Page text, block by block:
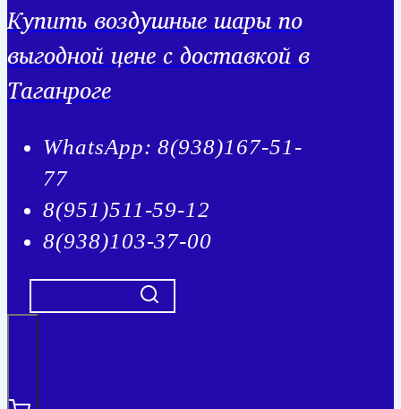
Купить воздушные шары по
выгодной цене с доставкой в
Таганроге
WhatsApp: 8(938)167-51-
77
8(951)511-59-12
8(938)103-37-00